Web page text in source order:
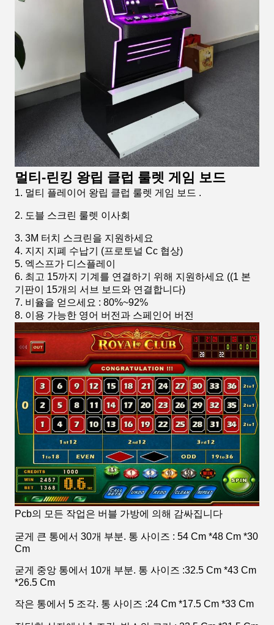
멀티-린킹 왕립 클럽 룰렛 게임 보드
1. 멀티 플레이어 왕립 클럽 룰렛 게임 보드 .
2. 도블 스크린 룰렛 이사회
3. 3M 터치 스크린을 지원하세요
4. 지지 지폐 수납기 (프로토널 Cc 협상)
5. 엑스프가 디스플레이
6. 최고 15까지 기계를 연결하기 위해 지원하세요 ((1 본
기판이 15개의 서브 보드와 연결합니다)
7. 비율을 얻으세요 : 80%~92%
8. 이용 가능한 영어 버전과 스페인어 버전
Pcb의 모든 작업은 버블 가방에 의해 감싸집니다
굳게 큰 통에서 30개 부분. 통 사이즈 : 54 Cm *48 Cm *30
Cm
굳게 중앙 통에서 10개 부분. 통 사이즈 :32.5 Cm *43 Cm
*26.5 Cm
작은 통에서 5 조각. 통 사이즈 :24 Cm *17.5 Cm *33 Cm